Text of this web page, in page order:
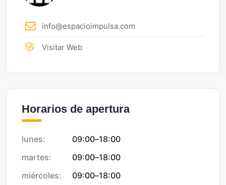
info@espacioimpulsa.com
Visitar Web
Horarios de apertura
lunes: 09:00–18:00
martes:
09:00–18:00
miércoles:
09:00–18:00